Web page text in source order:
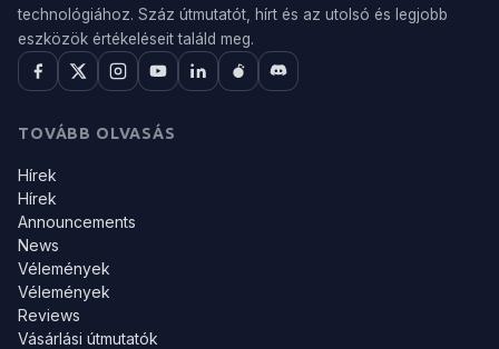
technológiához. Száz útmutatót, hírt és az utolsó és legjobb
eszközök értékeléseit találd meg.
TOVÁBB OLVASÁS
Hírek
Hírek
Announcements
News
Vélemények
Vélemények
Reviews
Vásárlási útmutatók